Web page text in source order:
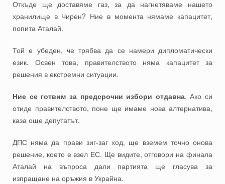
Откъде ще доставяме газ, за да нагнетяваме нашето
хранилище в Чирен? Ние в момента нямаме капацитет,
попита Аталай.
Той е убеден, че трябва да се намери дипломатически
език. Освен това, правителството няма капацитет за
решения в екстремни ситуации.
Ние се готвим за предсрочни избори отдавна. Ако си
отиде правителството, поне ще имаме нова алтернатива,
каза още депутатът.
ДПС няма да прави зиг-заг ход, ще вземем точно онова
решение, което е взел ЕС. Ще видите, отговори на финала
Аталай на въпроса дали партията ще гласува за
изпращане на оръжия в Украйна.